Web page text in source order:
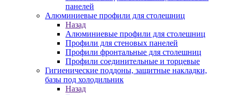
панелей
Алюминиевые профили для столешниц
Назад
Алюминиевые профили для столешниц
Профили для стеновых панелей
Профили фронтальные для столешниц
Профили соединительные и торцевые
Гигиенические поддоны, защитные накладки,
базы под холодильник
Назад